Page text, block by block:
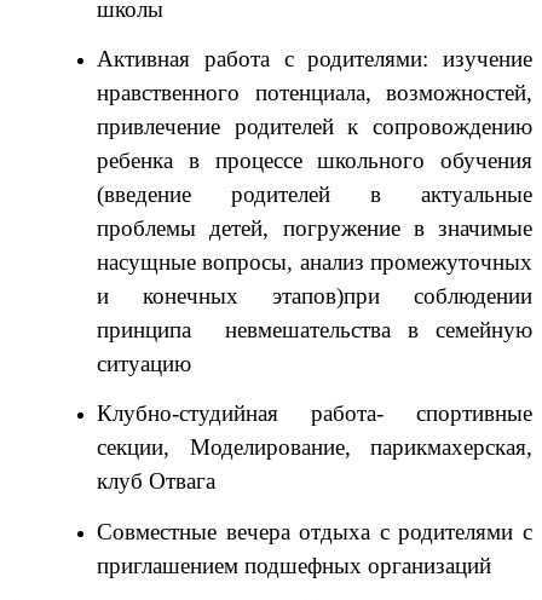
школы
Активная работа с родителями: изучение
нравственного потенциала, возможностей,
привлечение родителей к сопровождению
ребенка в процессе школьного обучения
(введение родителей в актуальные
проблемы детей, погружение в значимые
насущные вопросы, анализ промежуточных
и конечных этапов)при соблюдении
принципа невмешательства в семейную
ситуацию
Клубно-студийная работа- спортивные
секции, Моделирование, парикмахерская,
клуб Отвага
Совместные вечера отдыха с родителями с
приглашением подшефных организаций